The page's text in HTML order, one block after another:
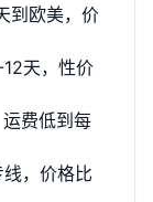
到欧美，价
天，性价
费低到每
，价格比